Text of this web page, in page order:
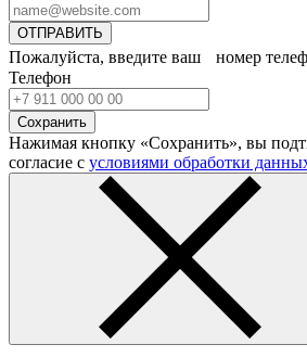
ОТПРАВИТЬ
Пожалуйста, введите ваш номер
Телефон
Сохранить
Нажимая кнопку «Сохранить», вы
согласие с условиями обработки